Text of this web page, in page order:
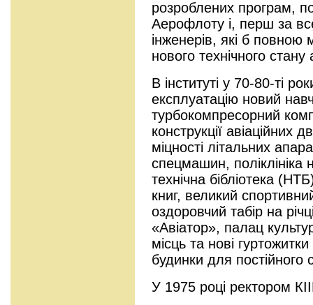
розроблених програм,
Аерофлоту і, перш за
інженерів, які б повною
нового технічного стану
В інституті у 70-80-ті
експлуатацію новий
турбокомпресорний
конструкції авіаційних
міцності літальних
спецмашин, поліклініка
технічна бібліотека
книг, великий
оздоровчий табір на
«Авіатор», палац
місць та нові
будинки для постійного
У 1975 році ректором